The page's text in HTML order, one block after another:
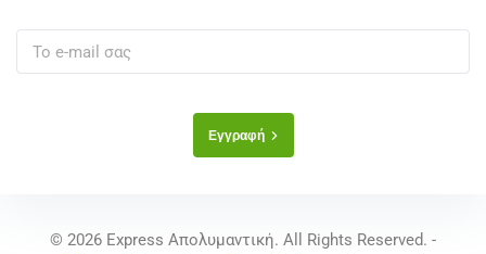
Εγγραφή
© 2026 Express Απολυμαντική. All Rights Reserved. -